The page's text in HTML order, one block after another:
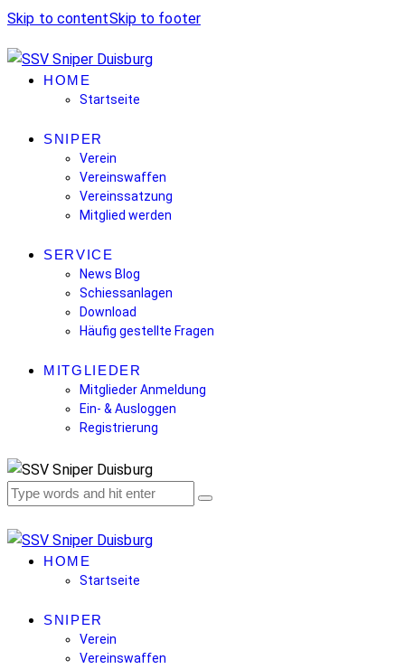
Skip to contentSkip to footer
HOME
Startseite
SNIPER
Verein
Vereinswaffen
Vereinssatzung
Mitglied werden
SERVICE
News Blog
Schiessanlagen
Download
Häufig gestellte Fragen
MITGLIEDER
Mitglieder Anmeldung
Ein- & Ausloggen
Registrierung
HOME
Startseite
SNIPER
Verein
Vereinswaffen